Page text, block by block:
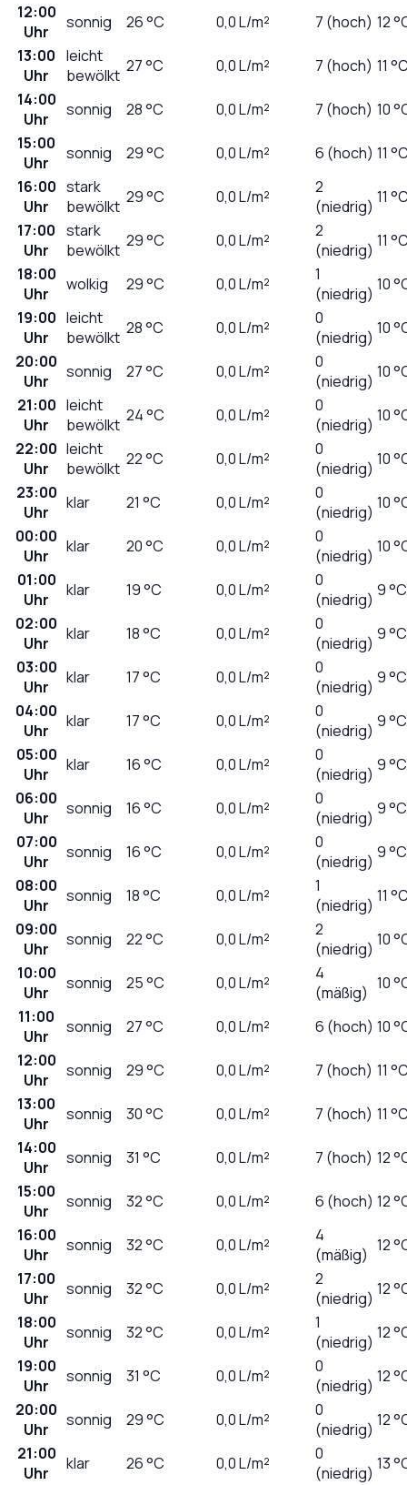
12:00
Uhr
sonnig 26°C 0,0L/m² 7 (hoch) 12
13:00
Uhr
leicht
bewölkt 27°C 0,0L/m² 7 (hoch) 11
14:00
Uhr
sonnig 28°C 0,0L/m² 7 (hoch) 10
15:00
Uhr
sonnig 29°C 0,0L/m² 6 (hoch) 11
16:00
Uhr
stark
bewölkt 29°C 0,0L/m²
2
(niedrig) 11
17:00
Uhr
stark
bewölkt 29°C 0,0L/m²
2
(niedrig) 11
18:00
Uhr
wolkig 29°C 0,0L/m²
1
(niedrig) 10
19:00
Uhr
leicht
bewölkt 28°C 0,0L/m²
0
(niedrig) 10
20:00
Uhr
sonnig 27°C 0,0L/m²
0
(niedrig) 10
21:00
Uhr
leicht
bewölkt 24°C 0,0L/m²
0
(niedrig) 10
22:00
Uhr
leicht
bewölkt 22°C 0,0L/m²
0
(niedrig) 10
23:00
Uhr
klar 21 °C 0,0L/m²
0
(niedrig) 10
00:00
Uhr
klar 20°C 0,0L/m²
0
(niedrig) 10
01:00
Uhr
klar 19°C 0,0L/m²
0
(niedrig) 9 °C
02:00
Uhr
klar 18°C 0,0L/m²
0
(niedrig) 9 °C
03:00
Uhr
klar 17°C 0,0L/m²
0
(niedrig) 9 °C
04:00
Uhr
klar 17°C 0,0L/m²
0
(niedrig) 9 °C
05:00
Uhr
klar 16°C 0,0L/m²
0
(niedrig) 9 °C
06:00
Uhr
sonnig 16°C 0,0L/m²
0
(niedrig) 9 °C
07:00
Uhr
sonnig 16°C 0,0L/m²
0
(niedrig) 9 °C
08:00
Uhr
sonnig 18°C 0,0L/m²
1
(niedrig) 11
09:00
Uhr
sonnig 22°C 0,0L/m²
2
(niedrig) 10
10:00
Uhr
sonnig 25°C 0,0L/m²
4
(mäßig) 10
11:00
Uhr
sonnig 27°C 0,0L/m² 6 (hoch) 10
12:00
Uhr
sonnig 29°C 0,0L/m² 7 (hoch) 11
13:00
Uhr
sonnig 30°C 0,0L/m² 7 (hoch) 11
14:00
Uhr
sonnig 31 °C 0,0L/m² 7 (hoch) 12
15:00
Uhr
sonnig 32°C 0,0L/m² 6 (hoch) 12
16:00
Uhr
sonnig 32°C 0,0L/m²
4
(mäßig) 12
17:00
Uhr
sonnig 32°C 0,0L/m²
2
(niedrig) 12
18:00
Uhr
sonnig 32°C 0,0L/m²
1
(niedrig) 12
19:00
Uhr
sonnig 31 °C 0,0L/m²
0
(niedrig) 12
20:00
Uhr
sonnig 29°C 0,0L/m²
0
(niedrig) 12
21:00
Uhr
klar 26°C 0,0L/m²
0
(niedrig) 13